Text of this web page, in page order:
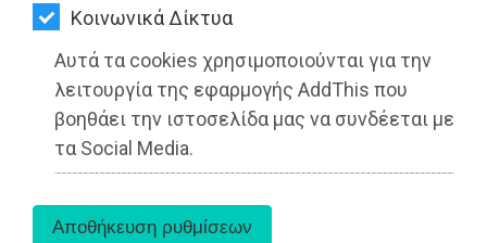
Kοινωνικά Δίκτυα
Αυτά τα cookies χρησιμοποιούνται για την
λειτουργία της εφαρμογής AddThis που
βοηθάει την ιστοσελίδα μας να συνδέεται με
τα Social Media.
ΨΙΘΥΡΟΙ
ΑΠΟΣΤΟΛΗ
ΑΡΘΡΩΝ
«Γνωρίζω τον Κόσμο μέσα από τα
Παιχνίδια του» από τη Λαογραφική
Εταιρεία Βαρνάβα
Διαβάστηκε 4059 φορές